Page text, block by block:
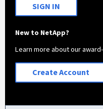
SIGN IN
New to NetApp?
Learn more about our
Create Account